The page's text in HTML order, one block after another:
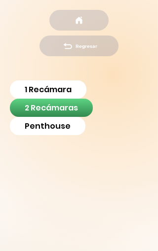
Regresar
1 Recámara
2 Recámaras
Penthouse